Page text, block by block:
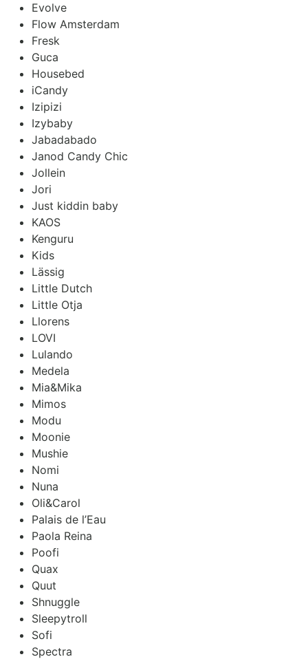
Evolve
Flow Amsterdam
Fresk
Guca
Housebed
iCandy
Izipizi
Izybaby
Jabadabado
Janod Candy Chic
Jollein
Jori
Just kiddin baby
KAOS
Kenguru
Kids
Lässig
Little Dutch
Little Otja
Llorens
LOVI
Lulando
Medela
Mia&Mika
Mimos
Modu
Moonie
Mushie
Nomi
Nuna
Oli&Carol
Palais de l’Eau
Paola Reina
Poofi
Quax
Quut
Shnuggle
Sleepytroll
Sofi
Spectra